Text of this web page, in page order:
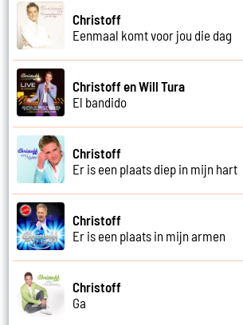
Christoff
Eenmaal komt voor jou die dag
Christoff en Will Tura
El bandido
Christoff
Er is een plaats diep in mijn hart
Christoff
Er is een plaats in mijn armen
Christoff
Ga